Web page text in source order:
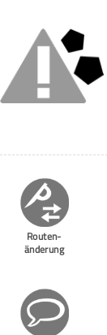
Routen-
änderung